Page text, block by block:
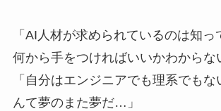
「AI人材が求められているのは知っ
何から手をつければいいかわからな
「自分はエンジニアでも理系でも
んて夢のまた夢だ…」